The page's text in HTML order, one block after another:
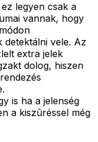
legyen csak a
vannak, hogy
detektálni vele. Az
extra jelek
dolog, hiszen
is ha a jelenség
a kiszûréssel még